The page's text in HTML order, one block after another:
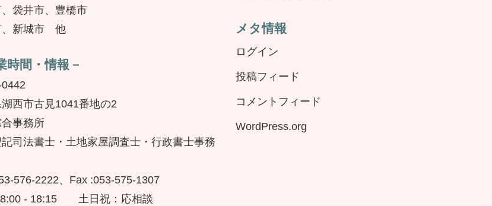
袋井市、豊橋市
、新城市 他
時間・情報－
西市古見1041番地の2
事務所
司法書士・土地家屋調査士・行政書士事務
576-2222、Fax :053-575-1307
8:00 - 18:15 土日祝：応相談
メタ情報
ログイン
投稿フィード
コメントフィード
WordPress.org